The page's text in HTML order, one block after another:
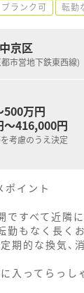
ブランク可 転勤
京区
市営地下鉄東西線)
500万円
416,000円
考慮のうえ決定
イント
ですべて近隣
勤もなく長く
期的な換気
入ってらっ